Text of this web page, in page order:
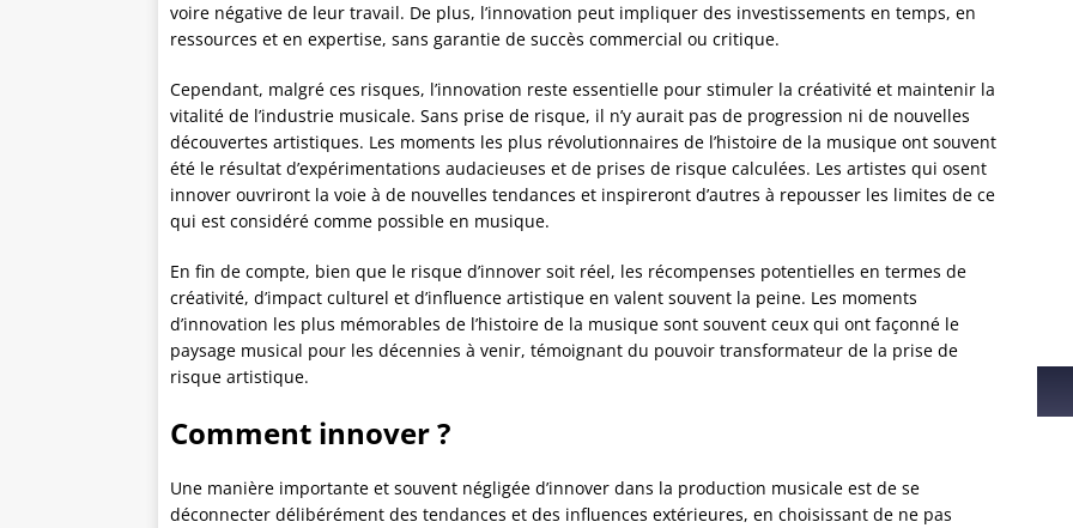
voire négative de leur travail. De plus, l’innovation peut impliquer des investissements en temps, en
ressources et en expertise, sans garantie de succès commercial ou critique.
Cependant, malgré ces risques, l’innovation reste essentielle pour stimuler la créativité et maintenir la
vitalité de l’industrie musicale. Sans prise de risque, il n’y aurait pas de progression ni de nouvelles
découvertes artistiques. Les moments les plus révolutionnaires de l’histoire de la musique ont souvent
été le résultat d’expérimentations audacieuses et de prises de risque calculées. Les artistes qui osent
innover ouvriront la voie à de nouvelles tendances et inspireront d’autres à repousser les limites de ce
qui est considéré comme possible en musique.
En fin de compte, bien que le risque d’innover soit réel, les récompenses potentielles en termes de
créativité, d’impact culturel et d’influence artistique en valent souvent la peine. Les moments
d’innovation les plus mémorables de l’histoire de la musique sont souvent ceux qui ont façonné le
paysage musical pour les décennies à venir, témoignant du pouvoir transformateur de la prise de
risque artistique.
Comment innover ?
Une manière importante et souvent négligée d’innover dans la production musicale est de se
déconnecter délibérément des tendances et des influences extérieures, en choisissant de ne pas